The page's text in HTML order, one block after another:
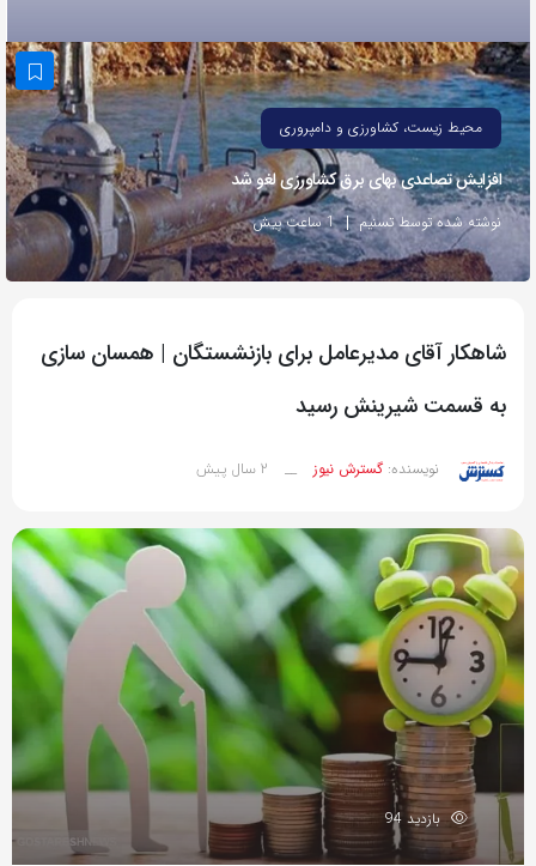
اشتراک
بگذارید.
کپی
لینک
محیط زیست، کشاورزی و دامپروری
افزایش تصاعدی بهای برق کشاورزی لغو شد
نوشته شده توسط تسنیم 1 ساعت پیش
شاهکار آقای مدیرعامل برای بازنشستگان | همسان سازی
به قسمت شیرینش رسید
نویسنده: گسترش نیوز __ 2 سال پیش
بازدید 94